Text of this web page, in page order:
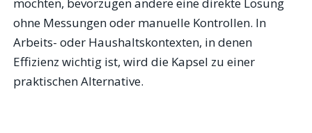
möchten, bevorzugen andere eine direkte Lösung
ohne Messungen oder manuelle Kontrollen. In
Arbeits- oder Haushaltskontexten, in denen
Effizienz wichtig ist, wird die Kapsel zu einer
praktischen Alternative.